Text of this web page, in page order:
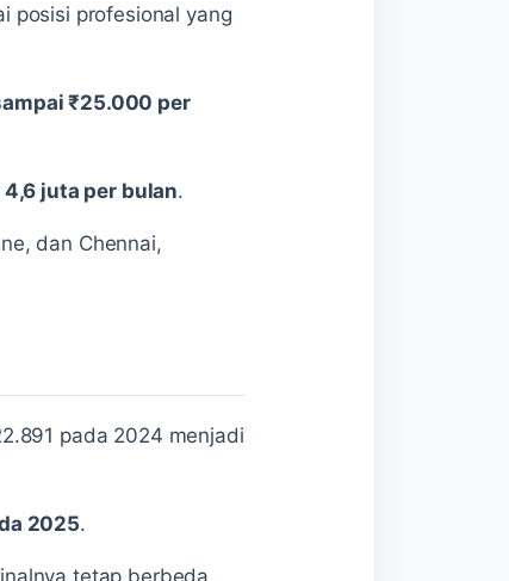
posisi profesional yang
₹25.000 per
4,6 juta per bulan.
dan Chennai,
pada 2024 menjadi
2025.
tetap berbeda